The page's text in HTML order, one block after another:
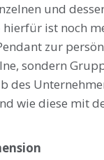
und
ist noch
zur
sondern
des
wie diese mit